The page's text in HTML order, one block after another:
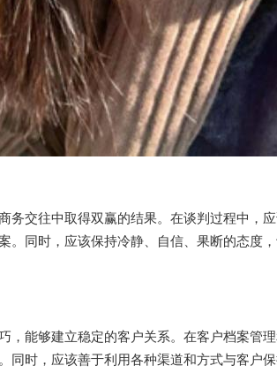
交往中取得双赢的结果。在谈判过程中，
。同时，应该保持冷静、自信、果断的态度
，能够建立稳定的客户关系。在客户档案管
同时，应该善于利用各种渠道和方式与客户